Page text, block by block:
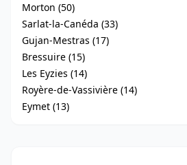
Morton (50)
Sarlat-la-Canéda (33)
Gujan-Mestras (17)
Bressuire (15)
Les Eyzies (14)
Royère-de-Vassivière (14)
Eymet (13)